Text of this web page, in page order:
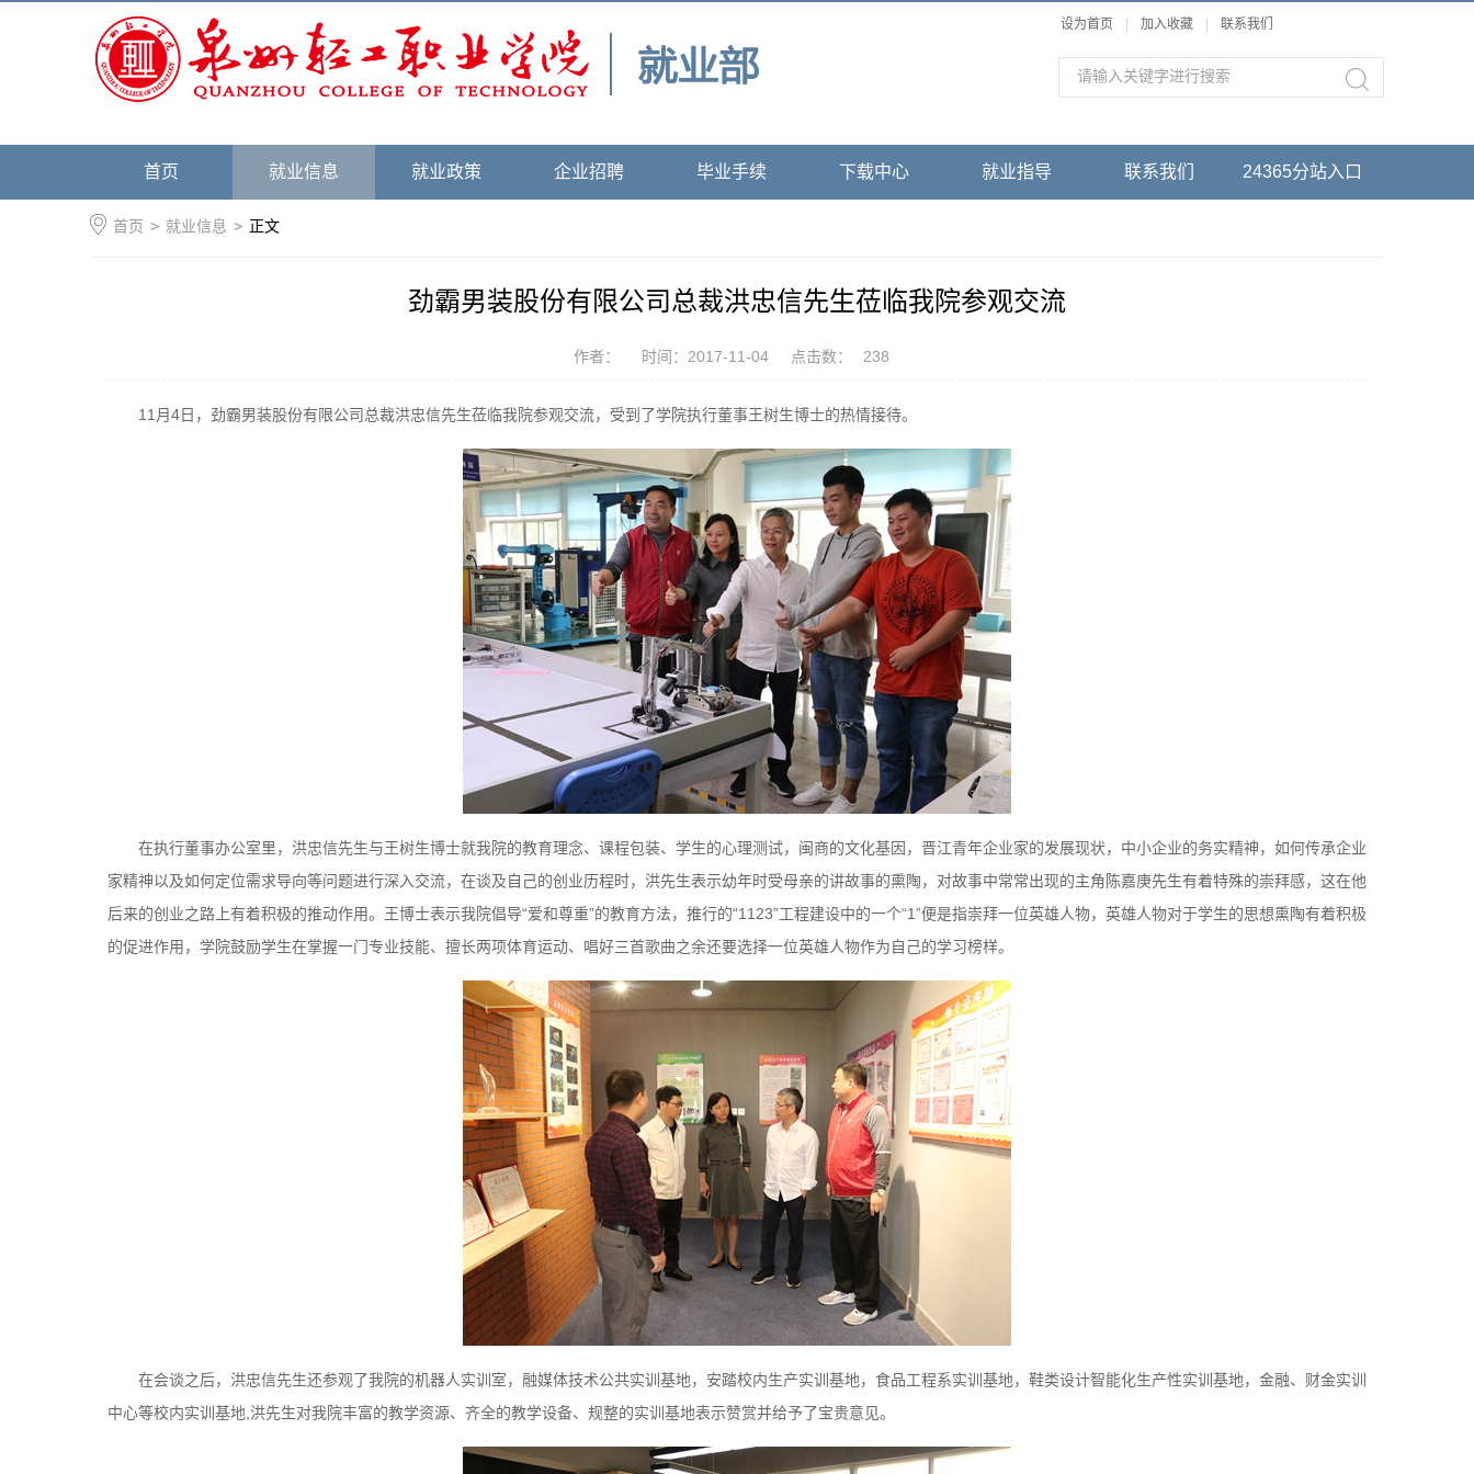
设为首页 加入收藏 联系我们
首页 就业信息 就业政策 企业招聘 毕业手续 下载中心 就业指导 联系我们 24365分站入口
首页 > 就业信息 > 正文
劲霸男装股份有限公司总裁洪忠信先生莅临我院参观交流
作者： 时间：2017-11-04 点击数： 238
11月4日，劲霸男装股份有限公司总裁洪忠信先生莅临我院参观交流，受到了学院执行董事王树生博士的热情接待。
在执行董事办公室里，洪忠信先生与王树生博士就我院的教育理念、课程包装、学生的心理测试，闽商的文化基因，晋江青年企业家的发展现状，中小企业的务实精神，如何传承企业
家精神以及如何定位需求导向等问题进行深入交流，在谈及自己的创业历程时，洪先生表示幼年时受母亲的讲故事的熏陶，对故事中常常出现的主角陈嘉庚先生有着特殊的崇拜感，这在他
后来的创业之路上有着积极的推动作用。王博士表示我院倡导“爱和尊重”的教育方法，推行的“1123”工程建设中的一个“1”便是指崇拜一位英雄人物，英雄人物对于学生的思想熏陶有着积极
的促进作用，学院鼓励学生在掌握一门专业技能、擅长两项体育运动、唱好三首歌曲之余还要选择一位英雄人物作为自己的学习榜样。
在会谈之后，洪忠信先生还参观了我院的机器人实训室，融媒体技术公共实训基地，安踏校内生产实训基地，食品工程系实训基地，鞋类设计智能化生产性实训基地，金融、财金实训
中心等校内实训基地,洪先生对我院丰富的教学资源、齐全的教学设备、规整的实训基地表示赞赏并给予了宝贵意见。